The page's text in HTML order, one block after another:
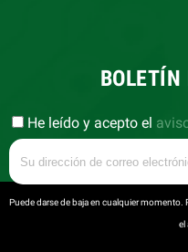
He leído y acepto el
Puede darse de baja en cualquier
el